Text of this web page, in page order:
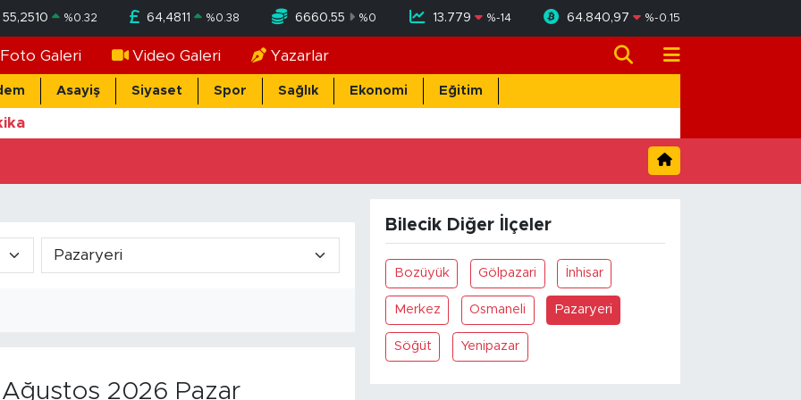
55,2510 %0.32 64,4811 %0.38 6660.55 %0 13.779 %-14 64.840,97 %-0.15
Foto Galeri Video Galeri Yazarlar
Asayiş Siyaset Spor Sağlık Ekonomi Eğitim
2026 Pazar
Bilecik Diğer İlçeler
Bozüyük Gölpazari İnhisar
Merkez Osmaneli Pazaryeri
Söğüt Yenipazar